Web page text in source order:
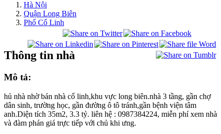
Hà Nội
Quận Long Biên
Phố Cổ Linh
Thông tin nhà
Mô tả:
hủ nhà nhờ bán nhà cổ linh,khu vực long biên.nhà 3 tầng, gần chợ
dân sinh, trường học, gần đường ô tô tránh,gần bệnh viện tâm
anh.Diện tích 35m2, 3.3 tỷ. liên hệ : 0987384224, miễn phí xem nhà
và đàm phán giá trực tiếp với chủ khi ưng.